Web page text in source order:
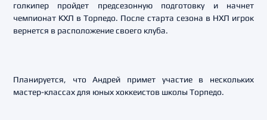
голкипер пройдет предсезонную подготовку и начнет
чемпионат КХЛ в Торпедо. После старта сезона в НХЛ игрок
вернется в расположение своего клуба.
Планируется, что Андрей примет участие в нескольких
мастер-классах для юных хоккеистов школы Торпедо.